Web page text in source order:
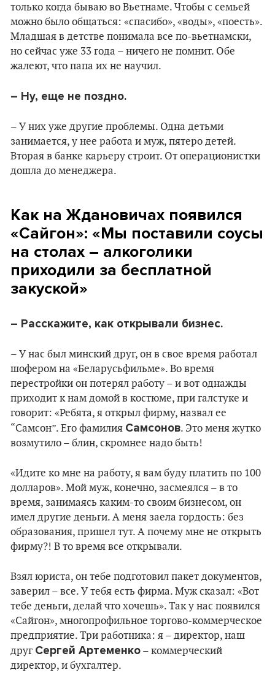
только когда бываю во Вьетнаме. Чтобы с семьей
можно было общаться: «спасибо», «воды», «поесть».
Младшая в детстве понимала все по-вьетнамски,
но сейчас уже 33 года – ничего не помнит. Обе
жалеют, что папа их не научил.
– Ну, еще не поздно.
– У них уже другие проблемы. Одна детьми
занимается, у нее работа и муж, пятеро детей.
Вторая в банке карьеру строит. От операционистки
дошла до менеджера.
Как на Ждановичах появился
«Сайгон»: «Мы поставили соусы
на столах – алкоголики
приходили за бесплатной
закуской»
– Расскажите, как открывали бизнес.
– У нас был минский друг, он в свое время работал
шофером на «Беларусьфильме». Во время
перестройки он потерял работу – и вот однажды
приходит к нам домой в костюме, при галстуке и
говорит: «Ребята, я открыл фирму, назвал ее
“Самсон”. Его фамилия Самсонов. Это меня жутко
возмутило – блин, скромнее надо быть!
«Идите ко мне на работу, я вам буду платить по 100
долларов». Мой муж, конечно, засмеялся – в то
время, занимаясь каким-то своим бизнесом, он
имел другие деньги. А меня заела гордость: без
образования, пришел тут. А почему мне не открыть
фирму?! В то время все открывали.
Взял юриста, он тебе подготовил пакет документов,
заверил – все. У тебя есть фирма. Муж сказал: «Вот
тебе деньги, делай что хочешь». Так у нас появился
«Сайгон», многопрофильное торгово-коммерческое
предприятие. Три работника: я – директор, наш
друг Сергей Артеменко – коммерческий
директор, и бухгалтер.